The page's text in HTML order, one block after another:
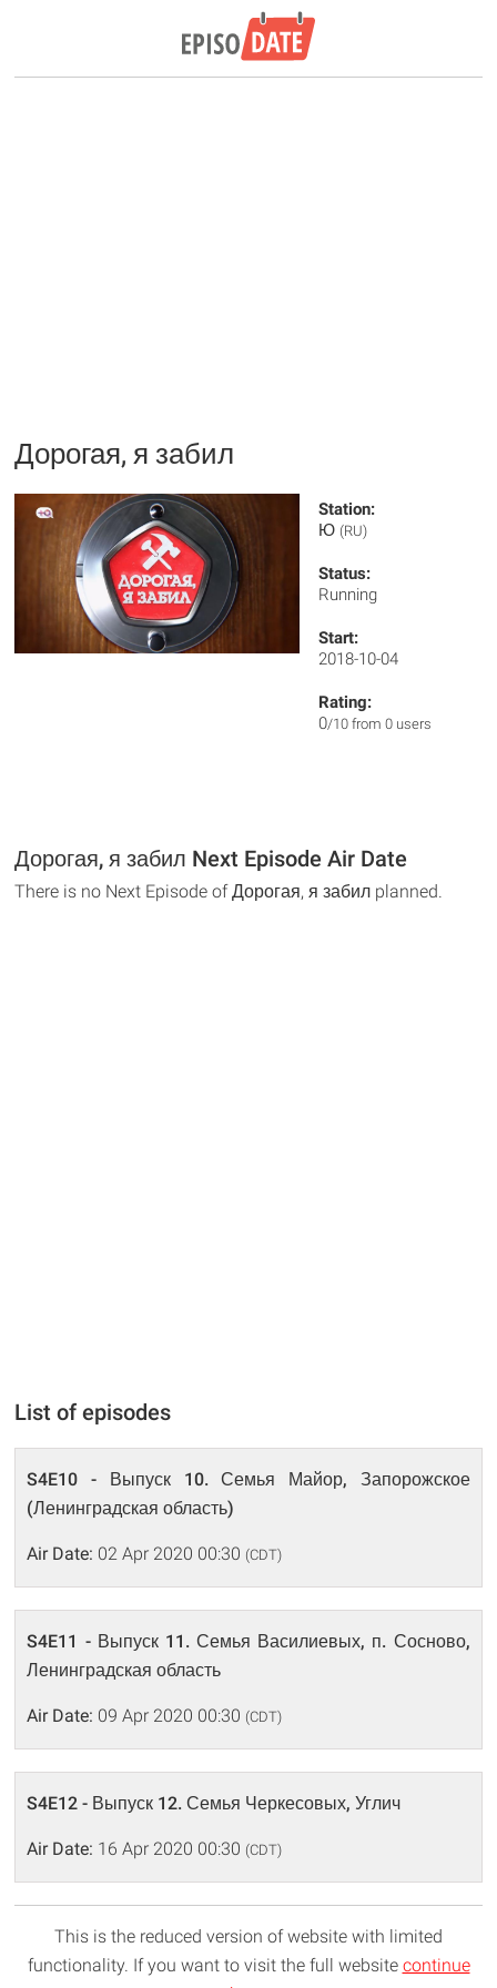
Дорогая, я забил
Station:
Ю (RU)
Status:
Running
Start:
2018-10-04
Rating:
0/10 from 0 users
Дорогая, я забил Next Episode Air Date
There is no Next Episode of Дорогая, я забил planned.
List of episodes
S4E10 - Выпуск 10. Семья Майор, Запорожское
(Ленинградская область)
Air Date: 02 Apr 2020 00:30 (CDT)
S4E11 - Выпуск 11. Семья Василиевых, п. Сосново,
Ленинградская область
Air Date: 09 Apr 2020 00:30 (CDT)
S4E12 - Выпуск 12. Семья Черкесовых, Углич
Air Date: 16 Apr 2020 00:30 (CDT)
This is the reduced version of website with limited
functionality. If you want to visit the full website continue